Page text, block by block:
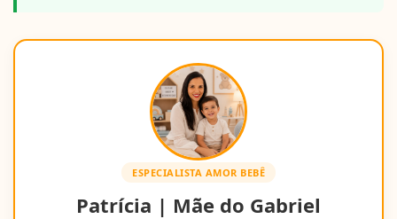
ESPECIALISTA AMOR BEBÊ
Patrícia | Mãe do Gabriel